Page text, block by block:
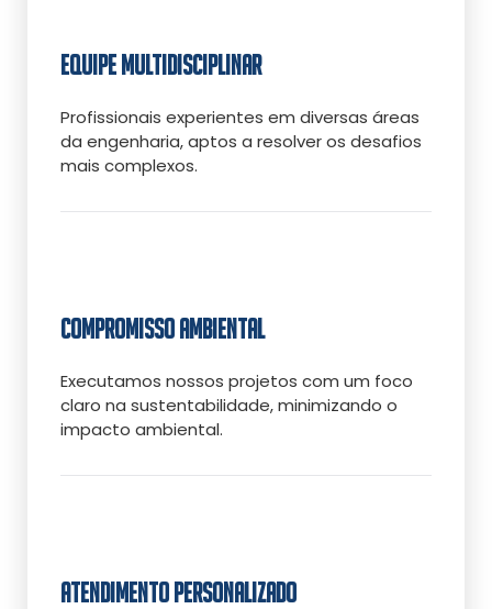
EQUIPE MULTIDISCIPLINAR
Profissionais experientes em diversas áreas
da engenharia, aptos a resolver os desafios
mais complexos.
COMPROMISSO AMBIENTAL
Executamos nossos projetos com um foco
claro na sustentabilidade, minimizando o
impacto ambiental.
ATENDIMENTO PERSONALIZADO